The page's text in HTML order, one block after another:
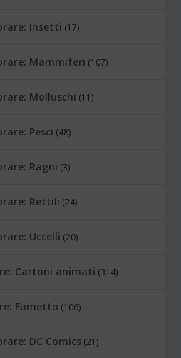
Insetti (17)
Mammiferi (107)
Molluschi (11)
Pesci (48)
Ragni (3)
Rettili (24)
Uccelli (20)
Cartoni animati (314)
Fumetto (106)
DC Comics (21)